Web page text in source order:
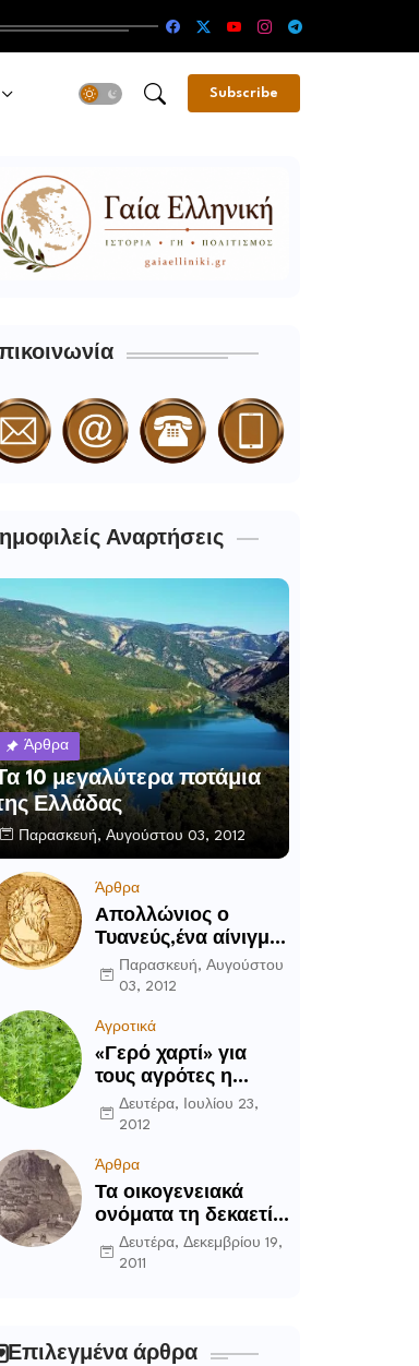
Subscribe
Αναρτήσεις
Άρθρα
Τα 10 μεγαλύτερα ποτάμια
Ελλάδας
Παρασκευή, Αυγούστου 03, 2012
Άρθρα
Απολλώνιος ο
Τυανεύς,ένα αίνιγμα
του αρχαίου κόσμου
Παρασκευή, Αυγούστου
03, 2012
Αγροτικά
«Γερό χαρτί» για
τους αγρότες η
καλλιέργεια του
κενάφ
Δευτέρα, Ιουλίου 23,
2012
Άρθρα
Τα οικογενειακά
ονόματα τη δεκαετία
του ’90 στην
Περιοχή Δομοκού
Δευτέρα, Δεκεμβρίου 19,
2011
Επιλεγμένα άρθρα